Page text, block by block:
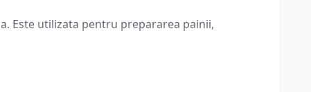
Este utilizata pentru prepararea painii,